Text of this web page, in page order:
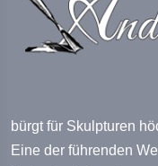
bürgt für Skulpturen
Eine der führenden